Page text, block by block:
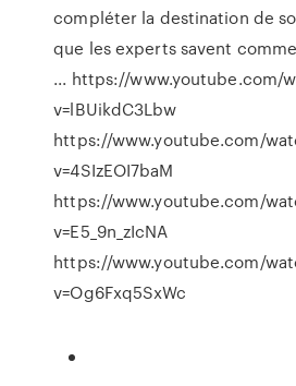
compléter la destination de
que les experts savent
... https://www.youtube.com/
v=lBUikdC3Lbw
https://www.youtube.com/
v=4SIzEOI7baM
https://www.youtube.com/
v=E5_9n_zIcNA
https://www.youtube.com/
v=Og6Fxq5SxWc